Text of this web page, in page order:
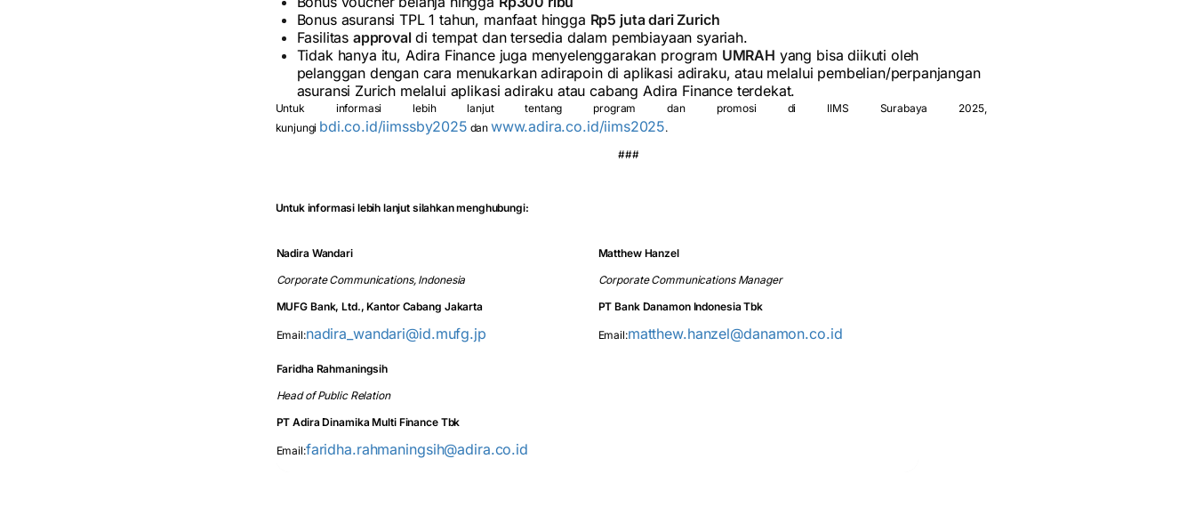
Bonus asuransi TPL 1 tahun, manfaat hingga Rp5 juta dari Zurich
Fasilitas approvaldi tempat dan tersedia dalam pembiayaan syariah.
Tidak hanya itu, Adira Finance juga menyelenggarakan program UMRAH yang bisa diikuti oleh
pelanggan dengan cara menukarkan adirapoin di aplikasi adiraku, atau melalui pembelian/perpanjangan
asuransi Zurich melalui aplikasi adiraku atau cabang Adira Finance terdekat.
Untuk informasi lebih lanjut tentang program dan promosi di IIMS Surabaya 2025,
kunjungi bdi.co.id/iimssby2025 dan www.adira.co.id/iims2025.
###
Untuk informasi lebih lanjut silahkan menghubungi:
Nadira Wandari
Corporate Communications, Indonesia
MUFG Bank, Ltd., Kantor Cabang Jakarta
Email:nadira_wandari@id.mufg.jp
Matthew Hanzel
Corporate Communications Manager
PT Bank Danamon Indonesia Tbk
Email:matthew.hanzel@danamon.co.id
Faridha Rahmaningsih
Head of Public Relation
PT Adira Dinamika Multi Finance Tbk
Email:faridha.rahmaningsih@adira.co.id